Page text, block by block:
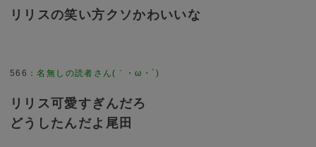
リリスの笑い方クソかわいいな
566 ：名無しの読者さん(｀・ω・´)
リリス可愛すぎんだろ
どうしたんだよ尾田